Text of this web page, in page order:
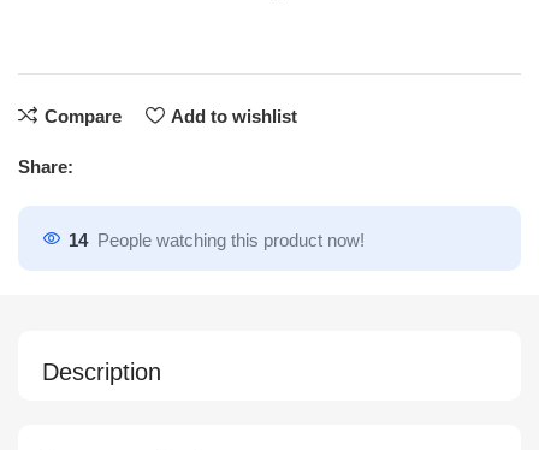
Compare Add to wishlist
Share:
14 People watching this product now!
Description